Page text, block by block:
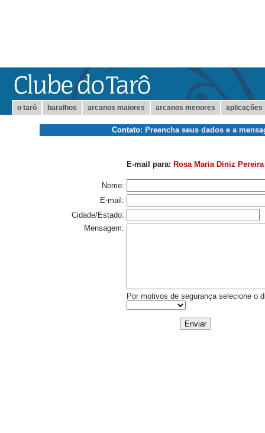
o tarô baralhos arcanos maiores arcanos menores aplicações
Contato: Preencha seus dados e a
E-mail para: Rosa Maria Diniz Pereira
Nome:
E-mail:
Cidade/Estado:
Mensagem:
Por motivos de segurança selecione o